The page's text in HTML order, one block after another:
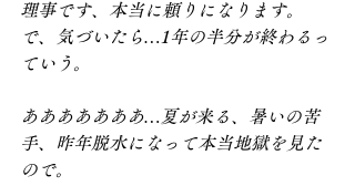
理事です、本当に頼りになります。
で、気づいたら…1年の半分が終わるっ
ていう。
あああああああ…夏が来る、暑いの苦
手、昨年脱水になって本当地獄を見た
ので。